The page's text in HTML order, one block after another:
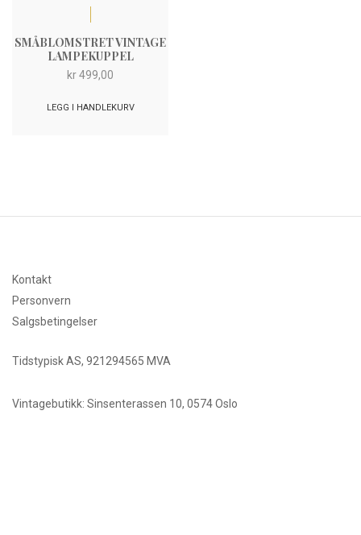
SMÅBLOMSTRET VINTAGE
LAMPEKUPPEL
kr499,00
LEGG I HANDLEKURV
Kontakt
Personvern
Salgsbetingelser
Tidstypisk AS, 921294565 MVA
Vintagebutikk: Sinsenterassen 10, 0574 Oslo